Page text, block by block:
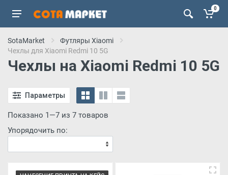
0
SotaMarket
Футляры Xiaomi
Чехлы для Xiaomi Redmi 10 5G
Чехлы на Xiaomi Redmi 10 5G
Параметры
Показано 1—7 из 7 товаров
Упорядочить по: